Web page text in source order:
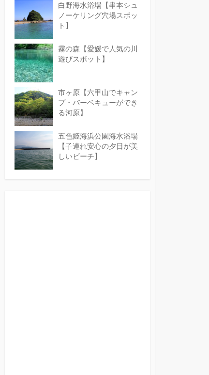
白野海水浴場【串本シュ
ノーケリング穴場スポッ
ト】
霧の森【愛媛で人気の川
遊びスポット】
市ヶ原【六甲山でキャン
プ・バーベキューができ
る河原】
五色姫海浜公園海水浴場
【子連れ安心の夕日が美
しいビーチ】